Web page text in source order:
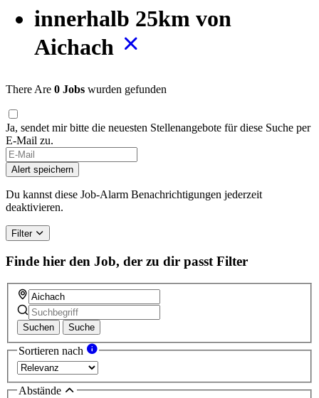
innerhalb 25km von
Aichach
There Are 0 Jobs wurden gefunden
Ja, sendet mir bitte die neuesten Stellenangebote für diese Suche per
E-Mail zu.
If
you
are
a
human,
this
field
Alert speichern
Du kannst diese Job-Alarm Benachrichtigungen jederzeit
deaktivieren.
Filter
Finde hier den Job, der zu dir passt Filter
Suchen Suche
Sortieren nach
Abstände